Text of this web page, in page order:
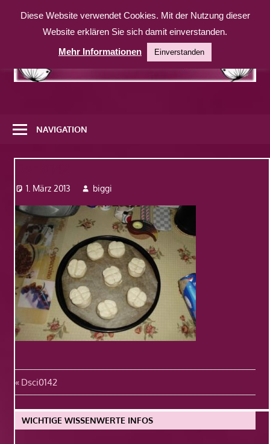
Inhalt
weitere
Website
NAVIGATION
1. März 2013 biggi
Beitragsnavigation
Vorheriger
Beitrag:
Dsci0142
WICHTIGE WISSENWERTE INFOS
Diese Website verwendet Cookies. Mit der Nutzung dieser
Website erklären Sie sich damit einverstanden.
Mehr Informationen
Einverstanden